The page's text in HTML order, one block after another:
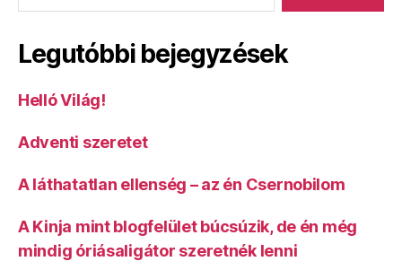
Legutóbbi bejegyzések
Helló Világ!
Adventi szeretet
A láthatatlan ellenség – az én Csernobilom
A Kinja mint blogfelület búcsúzik, de én még
mindig óriásaligátor szeretnék lenni